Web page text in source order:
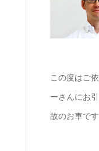
この度はご
ーさんにお
故のお車です